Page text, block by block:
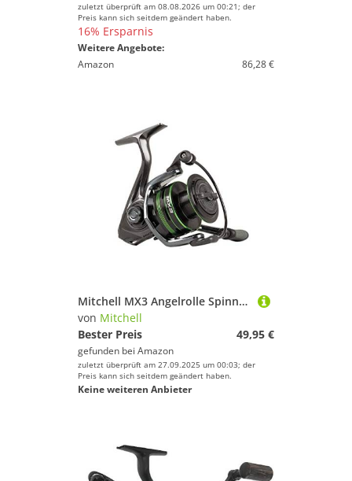
zuletzt überprüft am 08.08.2026 um 00:21; der
Preis kann sich seitdem geändert haben.
16% Ersparnis
Weitere Angebote:
Amazon
86,28 €
Mitchell MX3 Angelrolle Spinnrollen Allround Angeln Unisex Schwarz 4000 Frontbremse
von Mitchell
Bester Preis
49,95 €
gefunden bei Amazon
zuletzt überprüft am 27.09.2025 um 00:03; der
Preis kann sich seitdem geändert haben.
Keine weiteren Anbieter